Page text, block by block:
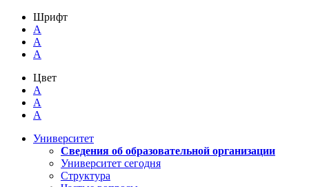
Шрифт
A
A
A
Цвет
A
A
A
Университет
Сведения об образовательной организации
Университет сегодня
Структура